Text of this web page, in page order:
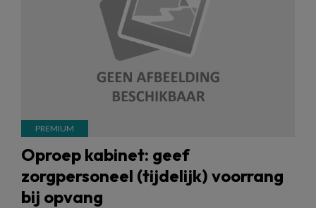
Oproep kabinet: geef
zorgpersoneel (tijdelijk) voorrang
bij opvang